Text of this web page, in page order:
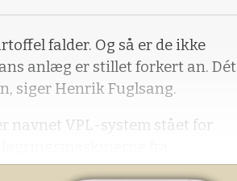
falder. Og så er de ikke
anlæg er stillet forkert an. Dét
siger Henrik Fuglsang.
navnet VPL-system stået for
2009. Men fra 1. februar indgik